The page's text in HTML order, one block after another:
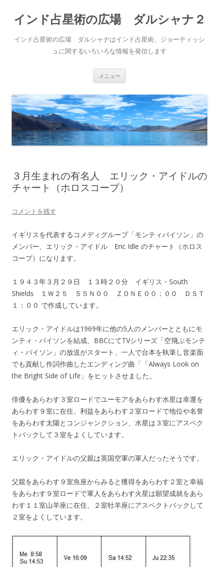
インド占星術の広場 ダルシャナ２
インド占星術の広場 ダルシャナはインド占星術、ジョーティッシ
ュに関するいろいろな情報を発信します
メニュー
ン
ツ
へ
ス
キ
ッ
プ
３月生まれの有名人 エリック・アイドルの
チャート（ホロスコープ）
コメントを残す
イギリスを代表するコメディグループ「モンティパイソン」の
メンバー、エリック・アイドル Eric Idle のチャート（ホロス
コープ）になります。
１９４３年３月２９日 １３時２０分 イギリス・South
Shields １Ｗ２５ ５５Ｎ００ ＺＯＮＥ００：００ ＤＳＴ
１：００ で作成しています。
エリック・アイドルは1969年に他の5人のメンバーとともにモ
ンティ・パイソンを結成、BBCにてTVシリーズ「空飛ぶモンテ
ィ・パイソン」の放送がスタート、一人で台本を執筆し音楽面
でも貢献し作詞作曲したエンディング曲「「Always Look on
the Bright Side of Life」をヒットさせました。
俳優をあらわす３室ロードでユーモアをあらわす水星は幸運を
あらわす９室に在住、利益をあらわす２室ロードで地位や名誉
をあらわす太陽とコンジャンクション、水星は３室にアスペク
トバックして３室をよくしています。
エリック・アイドルの父親は英国空軍の軍人だったそうです。
父親をあらわす９室魚座からみると獲得をあらわす２室と幸福
をあらわす９室ロードで軍人をあらわす火星は願望成就をあら
わす１１室山羊座に在住、２室牡羊座にアスペクトバックして
２室をよくしています。